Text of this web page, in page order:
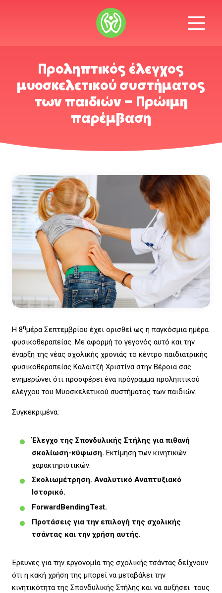
Προληπτικός έλεγχος
μυοσκελετικού συστήματος
των παιδιών – Πρώιμη
παρέμβαση
Η 8ημέρα Σεπτεμβρίου έχει ορισθεί ως η παγκόσμια ημέρα
φυσικοθεραπείας. Με αφορμή το γεγονός αυτό και την
έναρξη της νέας σχολικής χρονιάς το κέντρο παιδιατρικής
φυσικοθεραπείας Καλαϊτζή Χριστίνα στην Βέροια σας
ενημερώνει ότι προσφέρει ένα πρόγραμμα προληπτικού
ελέγχου του Μυοσκελετικού συστήματος των παιδιών.
Συγκεκριμένα:
Έλεγχο της Σπονδυλικής Στήλης για πιθανή
σκολίωση-κύφωση. Εκτίμηση των κινητικών
χαρακτηριστικών.
Σκολιωμέτρηση. Αναλυτικό Αναπτυξιακό
Ιστορικό.
ForwardBendingTest.
Προτάσεις για την επιλογή της σχολικής
τσάντας και την χρήση αυτής.
Έρευνες για την εργονομία της σχολικής τσάντας δείχνουν
ότι η κακή χρήση της μπορεί να μεταβάλει την
κινητικότητα της Σπονδυλικής Στήλης και να αυξήσει τους